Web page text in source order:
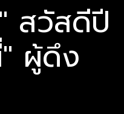
สวัสดีปี
ผู้ดึง